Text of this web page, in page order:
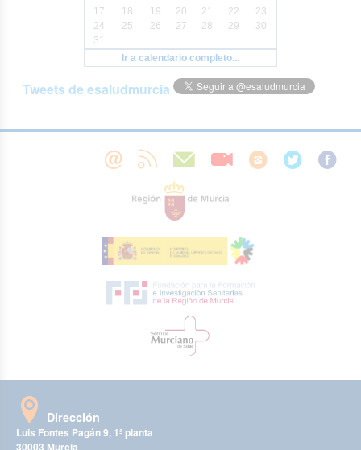
17
18 19 20 21 22
23
24
25 26 27 28 29
30
31
Ir a calendario completo...
Tweets de esaludmurcia
Dirección
Luis Fontes Pagán 9, 1ª planta
30003 Murcia